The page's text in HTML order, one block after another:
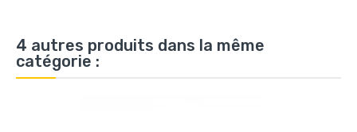
4 autres produits dans la même
catégorie :